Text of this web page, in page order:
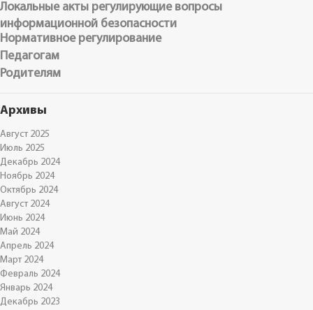
Локальные акты регулирующие вопросы
информационной безопасности
Нормативное регулирование
Педагогам
Родителям
Архивы
Август 2025
Июль 2025
Декабрь 2024
Ноябрь 2024
Октябрь 2024
Август 2024
Июнь 2024
Май 2024
Апрель 2024
Март 2024
Февраль 2024
Январь 2024
Декабрь 2023